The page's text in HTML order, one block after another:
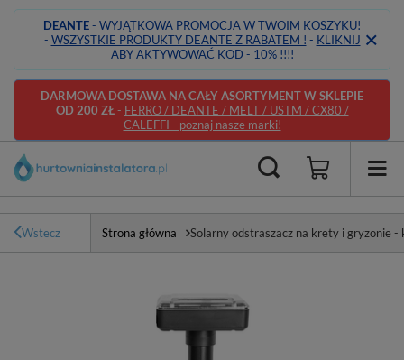
DEANTE- WYJĄTKOWA PROMOCJA W TWOIM KOSZYKU!
- WSZYSTKIE PRODUKTY DEANTE Z RABATEM ! - KLIKNIJ
ABY AKTYWOWAĆ KOD - 10% !!!!
DARMOWA DOSTAWA NA CAŁY ASORTYMENT W SKLEPIE
OD 200 ZŁ- FERRO / DEANTE / MELT / USTM / CX80 /
CALEFFI - poznaj nasze marki!
Wstecz Strona główna Solarny odstraszacz na krety i gryzonie -